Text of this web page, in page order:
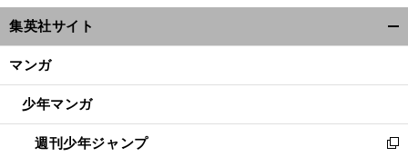
ウ
ィ
ン
ウ
開
く
集英社サイト
マンガ
少年マンガ
週刊少年ジャンプ
新